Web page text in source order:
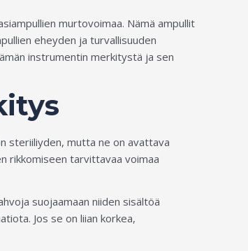
murtovoimaa. Nämä ampullit
eheyden ja turvallisuuden
instrumentin merkitystä ja sen
steriiliyden, mutta ne on avattava
rikkomiseen tarvittavaa voimaa
suojaamaan niiden sisältöä
Jos se on liian korkea,